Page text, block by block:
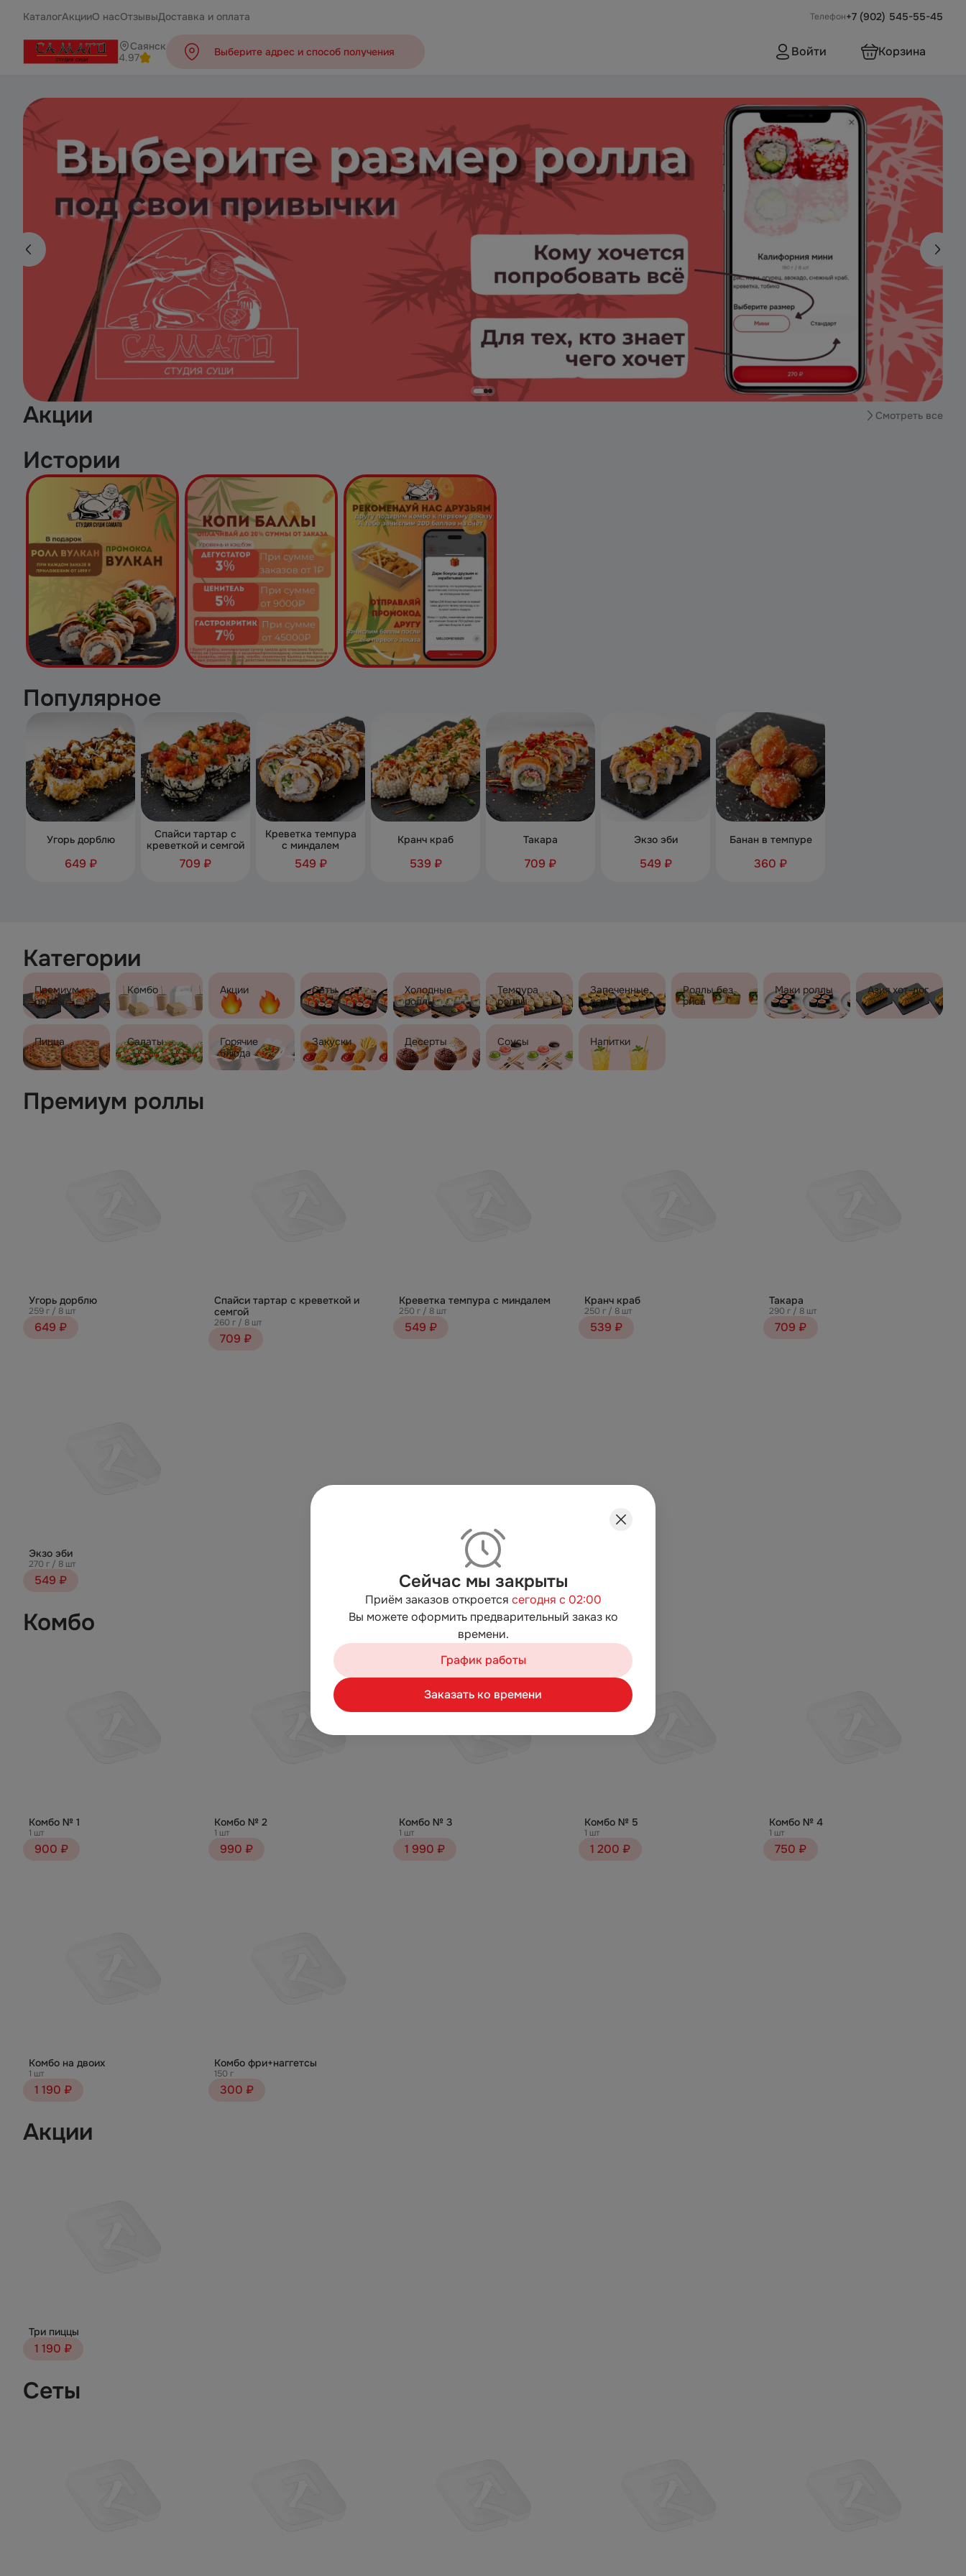
КаталогАкцииО насОтзывыДоставка и оплата Телефон+7 (902) 545-55-45
Саянск
4.97
Выберите адрес и способ получения Войти Корзина
Сейчас мы закрыты
Приём заказов откроется сегодня с 02:00
Вы можете оформить предварительный заказ ко
времени.
График работы
Заказать ко времени
Акции Смотреть все
Истории
Популярное
Угорь дорблю
649 ₽
Спайси тартар с
креветкой и семгой
709 ₽
Креветка темпура
с миндалем
549 ₽
Кранч краб
539 ₽
Такара
709 ₽
Экзо эби
549 ₽
Банан в темпуре
360 ₽
Категории
Премиум
роллы
Комбо Акции Сеты
Холодные
роллы
Темпура
роллы
Запеченные
роллы
Роллы без
риса
Маки роллы Азия хот-дог
Пицца Салаты
Горячие
блюда
Закуски Десерты Соусы Напитки
Премиум роллы
Угорь дорблю
259 г / 8 шт
649 ₽
Спайси тартар с креветкой и
семгой
260 г / 8 шт
709 ₽
Креветка темпура с миндалем
250 г / 8 шт
549 ₽
Кранч краб
250 г / 8 шт
539 ₽
Такара
290 г / 8 шт
709 ₽
Экзо эби
270 г / 8 шт
549 ₽
Комбо
Комбо № 1
1 шт
900 ₽
Комбо № 2
1 шт
990 ₽
Комбо № 3
1 шт
1 990 ₽
Комбо № 5
1 шт
1 200 ₽
Комбо № 4
1 шт
750 ₽
Комбо на двоих
1 шт
1 190 ₽
Комбо фри+наггетсы
150 г
300 ₽
Акции
Три пиццы
1 190 ₽
Сеты